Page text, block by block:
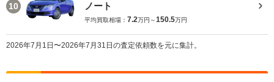
10 ノート
平均買取相場： 7.2万円～150.5万円
2026年7月1日〜2026年7月31日の査定依頼数を元に集計。